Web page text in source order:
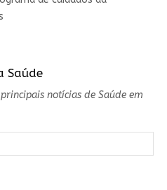
Saúde
notícias de Saúde em